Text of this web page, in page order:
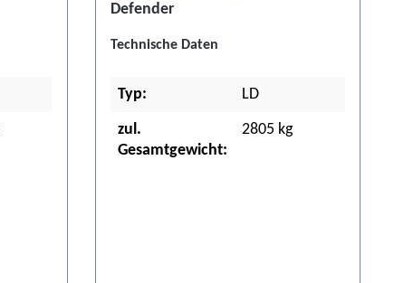
Defender
Technische Daten
Typ: LD
zul.
Gesamtgewicht:
2805 kg